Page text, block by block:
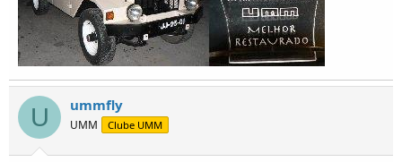
U ummfly
UMM Clube UMM